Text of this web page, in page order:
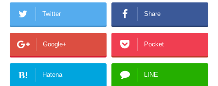
Twitter Share
Google+ Pocket
B! Hatena LINE